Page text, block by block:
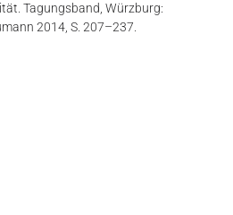
Tagungsband, Würzburg:
2014, S. 207–237.